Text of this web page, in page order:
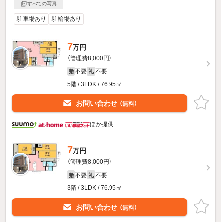
すべての写真
駐車場あり 駐輪場あり
7万円
（管理費8,000円）
敷 不要 礼 不要
5階 / 3LDK / 76.95㎡
お問い合わせ （無料）
ほか提供
7万円
（管理費8,000円）
敷 不要 礼 不要
3階 / 3LDK / 76.95㎡
お問い合わせ （無料）